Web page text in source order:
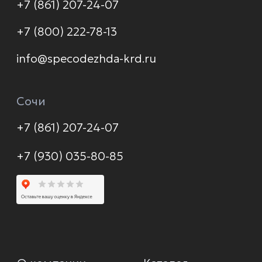
Доставка и оплата
© 2026 Формула защиты
Распродажа